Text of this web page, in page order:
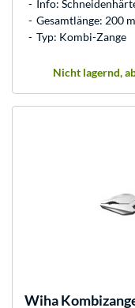
Info:
Gesamtlänge: 200
Typ: Kombi-Zange
Nicht lagernd,
Wiha